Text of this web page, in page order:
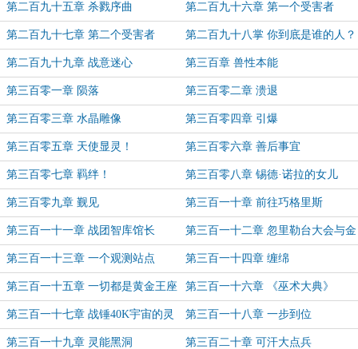
第二百九十五章 杀戮序曲 第二百九十六章 第一个受害者
第二百九十七章 第二个受害者 第二百九十八掌 你到底是谁的人？
第二百九十九章 战意迷心 第三百章 兽性本能
第三百零一章 陨落 第三百零二章 溃退
第三百零三章 水晶雕像 第三百零四章 引爆
第三百零五章 天使显灵！ 第三百零六章 善后事宜
第三百零七章 羁绊！ 第三百零八章 锡德·诺拉的女儿
第三百零九章 觐见 第三百一十章 前往巧格里斯
第三百一十一章 战团智库馆长 第三百一十二章 忽里勒台大会与金
帐协议
第三百一十三章 一个观测站点 第三百一十四章 缠绵
第三百一十五章 一切都是黄金王座
的计划！
第三百一十六章 《巫术大典》
第三百一十七章 战锤40K宇宙的灵
能体系
第三百一十八章 一步到位
第三百一十九章 灵能黑洞 第三百二十章 可汗大点兵